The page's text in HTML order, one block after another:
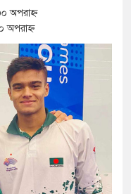
নিষেধাজ্ঞা
ছবি যেন আর তুলতে না
চামেলি’তে ভিন্ন রূপে
দালাল চরিত্রে
পাটোয়ারীসহ ১০ জনের
অপরাহ্ন